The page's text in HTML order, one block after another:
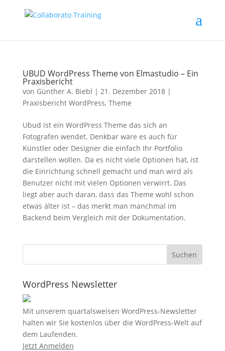
UBUD WordPress Theme von Elmastudio – Ein
Praxisbericht
von Günther A. Biebl | 21. Dezember 2018|
Praxisbericht WordPress, Theme
Ubud ist ein WordPress Theme das sich an
Fotografen wendet. Denkbar wäre es auch für
Künstler oder Designer die einfach Ihr Portfolio
darstellen wollen. Da es nicht viele Optionen hat, ist
die Einrichtung schnell gemacht und man wird als
Benutzer nicht mit vielen Optionen verwirrt. Das
liegt aber auch daran, dass das Theme wohl schon
etwas älter ist – das merkt man manchmal im
Backend beim Vergleich mit der Dokumentation.
WordPress Newsletter
Mit unserem quartalsweisen WordPress-Newsletter
halten wir Sie kostenlos über die WordPress-Welt auf
dem Laufenden.
Jetzt Anmelden